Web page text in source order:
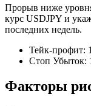
Прорыв ниже
курс USDJPY и
последних недель.
Тейк-профит:
Стоп Убыток:
Факторы